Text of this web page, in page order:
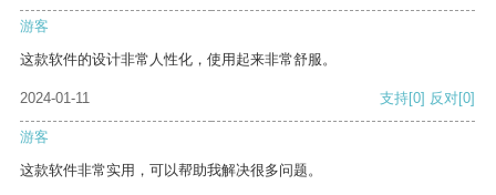
游客
这款软件的设计非常人性化，使用起来非常舒服。
2024-01-11 支持[0] 反对[0]
游客
这款软件非常实用，可以帮助我解决很多问题。